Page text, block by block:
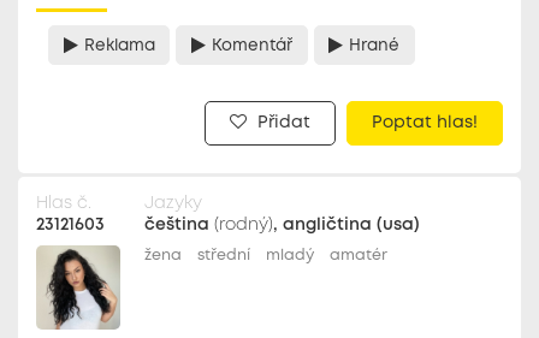
Reklama Komentář Hrané
Přidat Poptat hlas!
Hlas č.
23121603
Jazyky
čeština (rodný) , angličtina (usa)
žena střední mladý amatér